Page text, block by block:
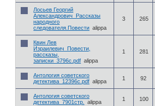
Лосьев Георгий
Александрович_Рассказы
народного
следователя.Повести alippa
3 265
Квин Лев
Израилевич_Повести,
рассказы,
записки_3796с.pdf alippa
1 281
Антология советского
детектива_12396с.pdf alippa 1 92
Антология советского
детектива_7901стр.
alippa 1 100